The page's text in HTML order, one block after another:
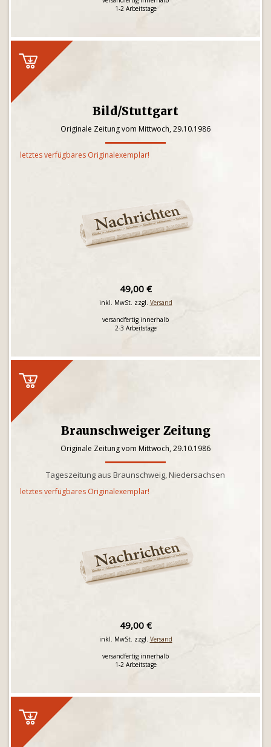
1-2 Arbeitstage
Bild/Stuttgart
Originale Zeitung vom Mittwoch, 29.10.1986
letztes verfügbares Originalexemplar!
49,00 €
inkl. MwSt. zzgl. Versand
versandfertig innerhalb
2-3 Arbeitstage
Braunschweiger Zeitung
Originale Zeitung vom Mittwoch, 29.10.1986
Tageszeitung aus Braunschweig, Niedersachsen
letztes verfügbares Originalexemplar!
49,00 €
inkl. MwSt. zzgl. Versand
versandfertig innerhalb
1-2 Arbeitstage